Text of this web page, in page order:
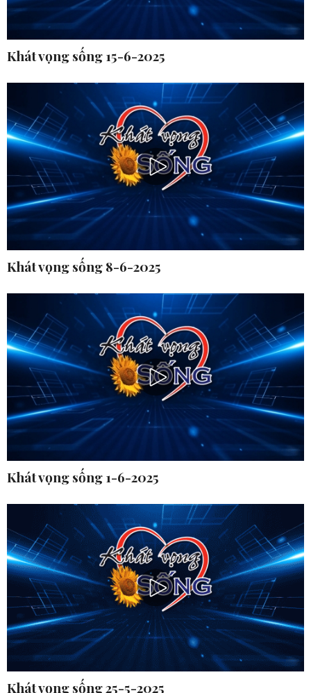
Khát vọng sống 15-6-2025
Khát vọng sống 8-6-2025
Khát vọng sống 1-6-2025
Khát vọng sống 25-5-2025